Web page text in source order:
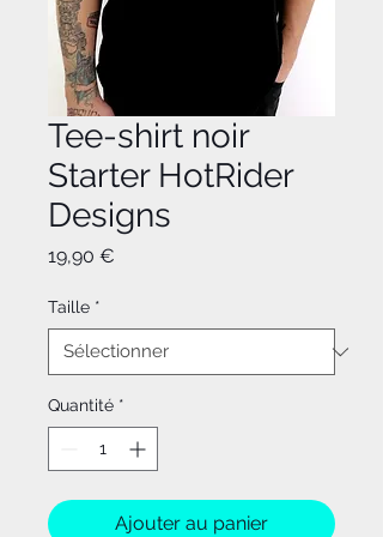
Tee-shirt noir
Starter HotRider
Designs
19,90 €
Taille *
Quantité *
Ajouter au panier